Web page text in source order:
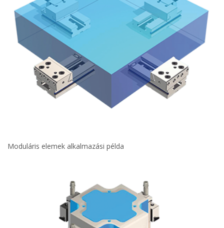
Moduláris elemek alkalmazási példa